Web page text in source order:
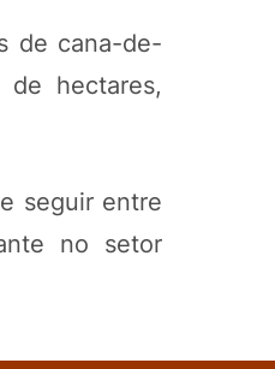
de cana-de-
hectares,
seguir entre
no setor